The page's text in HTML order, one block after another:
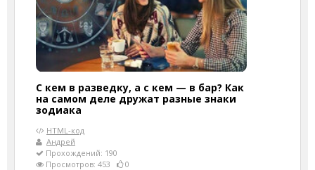
С кем в разведку, а с кем — в бар? Как
на самом деле дружат разные знаки
зодиака
HTML-код
Андрей
Прохождений: 190
Просмотров: 453
0